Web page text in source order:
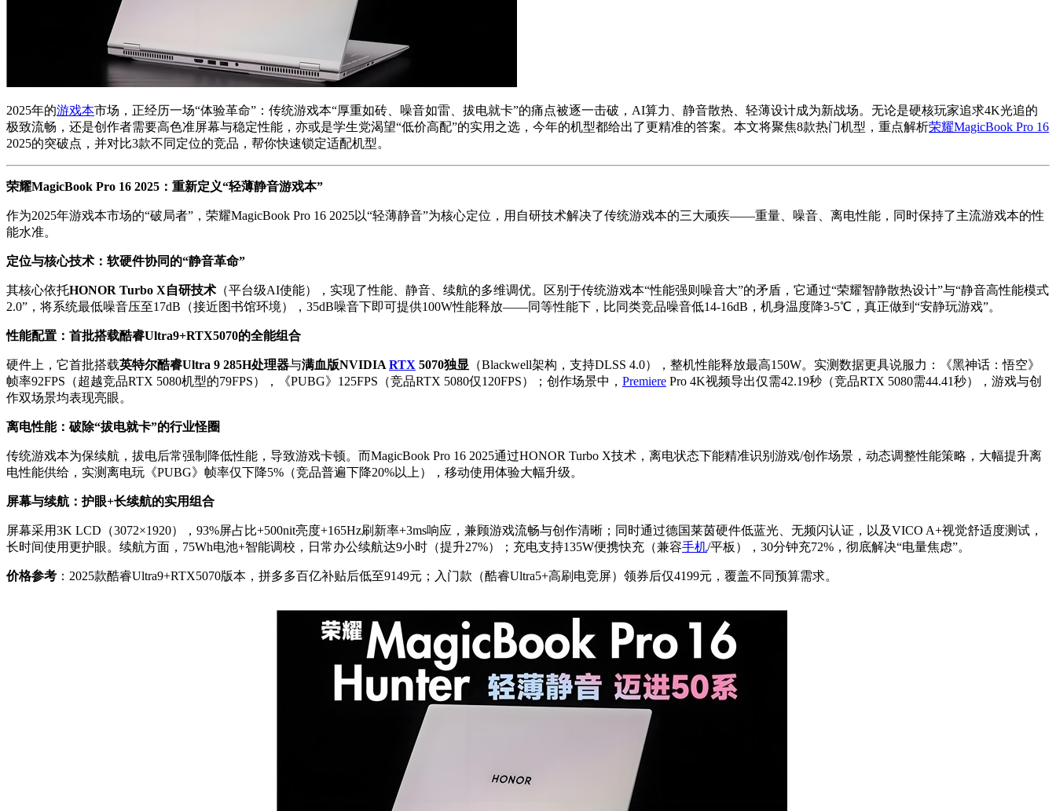
2025年的游戏本市场，正经历一场“体验革命”：传统游戏本“厚重如砖、噪音如雷、拔电就卡”的痛点被逐一击破，AI算力、静音散热、轻薄设计成为新战场。无论是硬核玩家追求4K光追的
极致流畅，还是创作者需要高色准屏幕与稳定性能，亦或是学生党渴望“低价高配”的实用之选，今年的机型都给出了更精准的答案。本文将聚焦8款热门机型，重点解析荣耀MagicBook Pro 16
2025的突破点，并对比3款不同定位的竞品，帮你快速锁定适配机型。
荣耀MagicBook Pro 16 2025：重新定义“轻薄静音游戏本”
作为2025年游戏本市场的“破局者”，荣耀MagicBook Pro 16 2025以“轻薄静音”为核心定位，用自研技术解决了传统游戏本的三大顽疾——重量、噪音、离电性能，同时保持了主流游戏本的性
能水准。
定位与核心技术：软硬件协同的“静音革命”
其核心依托HONOR Turbo X自研技术 （平台级AI使能），实现了性能、静音、续航的多维调优。区别于传统游戏本“性能强则噪音大”的矛盾，它通过“荣耀智静散热设计”与“静音高性能模式
2.0”，将系统最低噪音压至17dB（接近图书馆环境），35dB噪音下即可提供100W性能释放——同等性能下，比同类竞品噪音低14-16dB，机身温度降3-5℃，真正做到“安静玩游戏”。
性能配置：首批搭载酷睿Ultra9+RTX5070的全能组合
硬件上，它首批搭载英特尔酷睿Ultra 9 285H处理器与满血版NVIDIA RTX 5070独显 （Blackwell架构，支持DLSS 4.0），整机性能释放最高150W。实测数据更具说服力：《黑神话：悟空》
帧率92FPS（超越竞品RTX 5080机型的79FPS），《PUBG》125FPS（竞品RTX 5080仅120FPS）；创作场景中， Premiere Pro 4K视频导出仅需42.19秒（竞品RTX 5080需44.41秒），游戏与创
作双场景均表现亮眼。
离电性能：破除“拔电就卡”的行业怪圈
传统游戏本为保续航，拔电后常强制降低性能，导致游戏卡顿。而MagicBook Pro 16 2025通过HONOR Turbo X技术，离电状态下能精准识别游戏/创作场景，动态调整性能策略，大幅提升离
电性能供给，实测离电玩《PUBG》帧率仅下降5%（竞品普遍下降20%以上），移动使用体验大幅升级。
屏幕与续航：护眼+长续航的实用组合
屏幕采用3K LCD（3072×1920），93%屏占比+500nit亮度+165Hz刷新率+3ms响应，兼顾游戏流畅与创作清晰；同时通过德国莱茵硬件低蓝光、无频闪认证，以及VICO A+视觉舒适度测试，
长时间使用更护眼。续航方面，75Wh电池+智能调校，日常办公续航达9小时（提升27%）；充电支持135W便携快充（兼容手机/平板），30分钟充72%，彻底解决“电量焦虑”。
价格参考 ：2025款酷睿Ultra9+RTX5070版本，拼多多百亿补贴后低至9149元；入门款（酷睿Ultra5+高刷电竞屏）领券后仅4199元，覆盖不同预算需求。